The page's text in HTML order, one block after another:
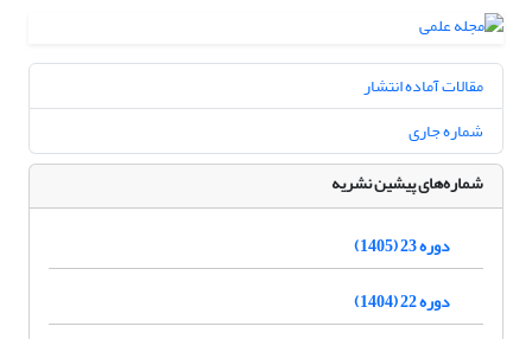
مقالات آماده انتشار
شماره جاری
شماره‌های پیشین نشریه
دوره 23 (1405)
دوره 22 (1404)